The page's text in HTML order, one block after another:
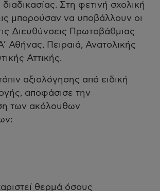
διαδικασίας. Στη φετινή σχολική
μπορούσαν να υποβάλλουν οι
Διευθύνσεις Πρωτοβάθμιας
Αθήνας, Πειραιά, Ανατολικής
Αττικής.
αξιολόγησης από ειδική
αποφάσισε την
των ακόλουθων
θερμά όσους